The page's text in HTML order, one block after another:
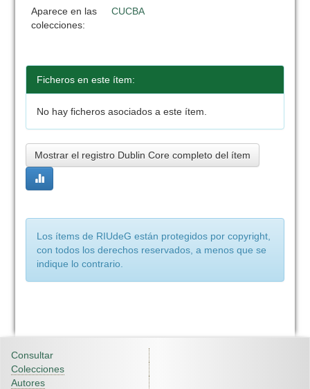
Aparece en las
colecciones:
CUCBA
Ficheros en este ítem:
No hay ficheros asociados a este ítem.
Mostrar el registro Dublin Core completo del ítem
Los ítems de RIUdeG están protegidos por copyright,
con todos los derechos reservados, a menos que se
indique lo contrario.
Consultar
Colecciones
Autores